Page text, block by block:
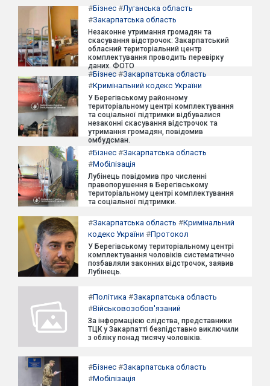
#Бізнес #Луганська область
#Закарпатська область
Незаконне утримання громадян та
скасування відстрочок: Закарпатський
обласний територіальний центр
комплектування проводить перевірку
даних. ФОТО
#Бізнес #Закарпатська область
#Кримінальний кодекс України
У Берегівському районному
територіальному центрі комплектування
та соціальної підтримки відбувалися
незаконні скасування відстрочок та
утримання громадян, повідомив
омбудсман.
#Бізнес #Закарпатська область
#Мобілізація
Лубінець повідомив про численні
правопорушення в Берегівському
територіальному центрі комплектування
та соціальної підтримки.
#Закарпатська область #Кримінальний
кодекс України #Протокол
У Берегівському територіальному центрі
комплектування чоловіків систематично
позбавляли законних відстрочок, заявив
Лубінець.
#Політика #Закарпатська область
#Військовозобов'язаний
За інформацією слідства, представники
ТЦК у Закарпатті безпідставно виключили
з обліку понад тисячу чоловіків.
#Бізнес #Закарпатська область
#Мобілізація